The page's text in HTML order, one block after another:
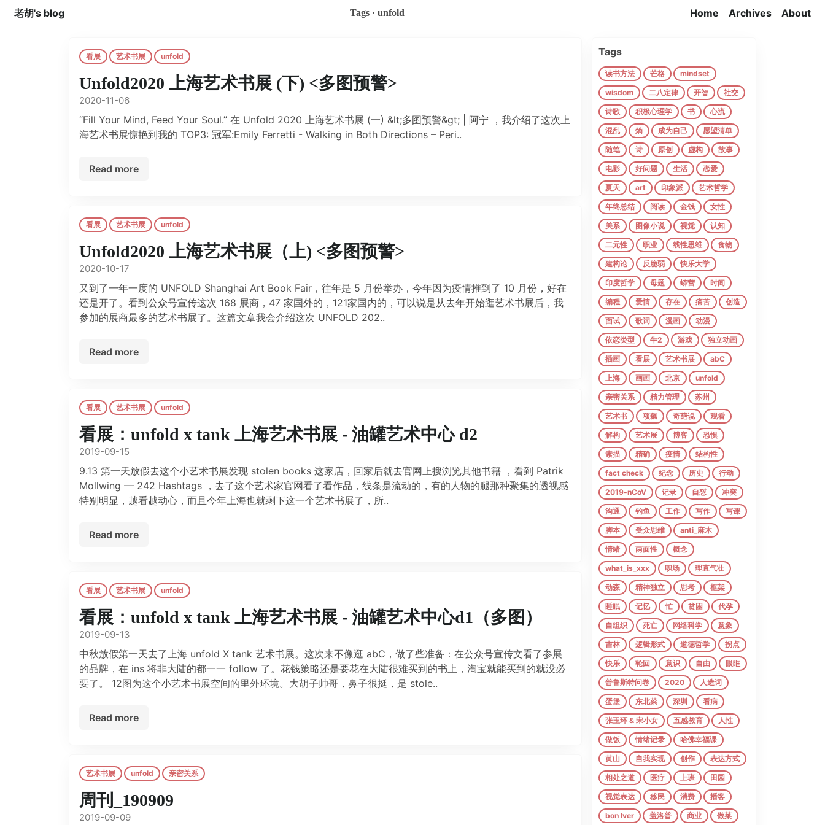
老胡's blog Tags · unfold Home Archives About
看展 艺术书展 unfold
Unfold2020 上海艺术书展 (下) <多图预警>
2020-11-06
“Fill Your Mind, Feed Your Soul.” 在 Unfold 2020 上海艺术书展 (一) &lt;多图预警&gt; | 阿宁 ，我介绍了这次上
海艺术书展惊艳到我的 TOP3: 冠军:Emily Ferretti - Walking in Both Directions – Peri..
Read more
看展 艺术书展 unfold
Unfold2020 上海艺术书展（上) <多图预警>
2020-10-17
又到了一年一度的 UNFOLD Shanghai Art Book Fair，往年是 5 月份举办，今年因为疫情推到了 10 月份，好在
还是开了。看到公众号宣传这次 168 展商，47 家国外的，121家国内的，可以说是从去年开始逛艺术书展后，我
参加的展商最多的艺术书展了。这篇文章我会介绍这次 UNFOLD 202..
Read more
看展 艺术书展 unfold
看展：unfold x tank 上海艺术书展 - 油罐艺术中心 d2
2019-09-15
9.13 第一天放假去这个小艺术书展发现 stolen books 这家店，回家后就去官网上搜浏览其他书籍 ，看到 Patrik
Mollwing — 242 Hashtags ，去了这个艺术家官网看了看作品，线条是流动的，有的人物的腿那种聚集的透视感
特别明显，越看越动心，而且今年上海也就剩下这一个艺术书展了，所..
Read more
看展 艺术书展 unfold
看展：unfold x tank 上海艺术书展 - 油罐艺术中心d1（多图）
2019-09-13
中秋放假第一天去了上海 unfold X tank 艺术书展。这次来不像逛 abC，做了些准备：在公众号宣传文看了参展
的品牌，在 ins 将非大陆的都一一 follow 了。花钱策略还是要花在大陆很难买到的书上，淘宝就能买到的就没必
要了。 12图为这个小艺术书展空间的里外环境。大胡子帅哥，鼻子很挺，是 stole..
Read more
艺术书展 unfold 亲密关系
周刊_190909
2019-09-09
Tags
读书方法 芒格 mindset
wisdom 二八定律 开智 社交
诗歌 积极心理学 书 心流
混乱 熵 成为自己 愿望清单
随笔 诗 原创 虚构 故事
电影 好问题 生活 恋爱
夏天 art 印象派 艺术哲学
年终总结 阅读 金钱 女性
关系 图像小说 视觉 认知
二元性 职业 线性思维 食物
建构论 反脆弱 快乐大学
印度哲学 母题 蟒营 时间
编程 爱情 存在 痛苦 创造
面试 歌词 漫画 动漫
依恋类型 牛2 游戏 独立动画
插画 看展 艺术书展 abC
上海 画画 北京 unfold
亲密关系 精力管理 苏州
艺术书 项飙 奇葩说 观看
解构 艺术展 博客 恐惧
素描 精确 疫情 结构性
fact check 纪念 历史 行动
2019-nCoV 记录 自怼 冲突
沟通 钓鱼 工作 写作 写课
脚本 受众思维 anti_麻木
情绪 两面性 概念
what_is_xxx 职场 理直气壮
动森 精神独立 思考 框架
睡眠 记忆 忙 贫困 代孕
自组织 死亡 网络科学 意象
吉林 逻辑形式 道德哲学 拐点
快乐 轮回 意识 自由 眼眶
普鲁斯特问卷 2020 人造词
蛋堡 东北菜 深圳 看病
张玉环 & 宋小女 五感教育 人性
做饭 情绪记录 哈佛幸福课
黄山 自我实现 创作 表达方式
相处之道 医疗 上班 田园
视觉表达 移民 消费 播客
bon lver 盖洛普 商业 做菜